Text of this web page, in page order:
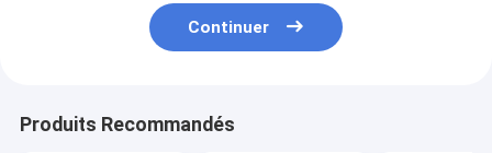
Continuer
Produits Recommandés